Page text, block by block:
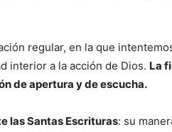
regular, en la que
interior a la acción de Dios. La
de apertura y de escucha.
las Santas Escrituras: su